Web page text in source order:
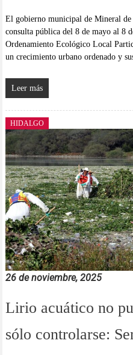
El gobierno municipal de Mineral
consulta pública del 8 de mayo al 8
Ordenamiento Ecológico Local
un crecimiento urbano ordenado y
Leer más
HIDALGO
26 de noviembre, 2025
Lirio acuático no
sólo controlarse: